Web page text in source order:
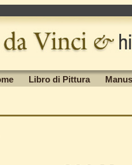
Libro di Pittura